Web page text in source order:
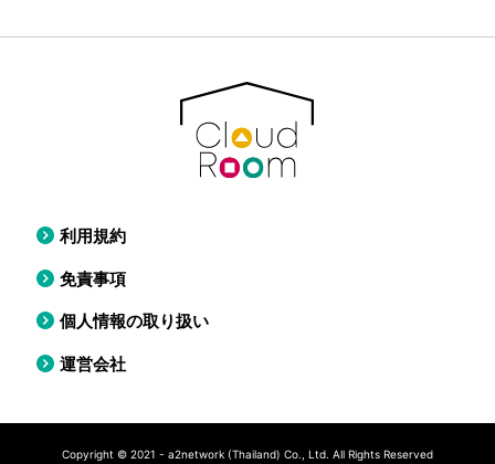
利用規約
免責事項
個人情報の取り扱い
運営会社
Copyright © 2021 - a2network (Thailand) Co., Ltd. All Rights Reserved